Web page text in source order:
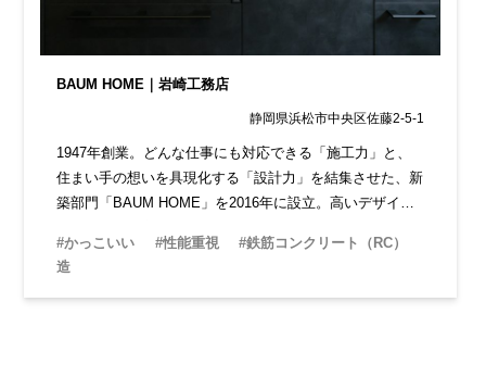
BAUM HOME｜岩崎工務店
静岡県浜松市中央区佐藤2-5-1
1947年創業。どんな仕事にも対応できる「施工力」と、
住まい手の想いを具現化する「設計力」を結集させた、新
築部門「BAUM HOME」を2016年に設立。高いデザイン
りが特徴です。
#かっこいい #性能重視
#鉄筋コンクリート（RC）
造